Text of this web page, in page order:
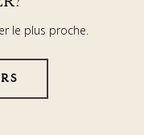
le plus proche.